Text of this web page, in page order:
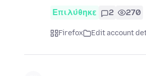
Επιλύθηκε 2 270
Firefox Edit account